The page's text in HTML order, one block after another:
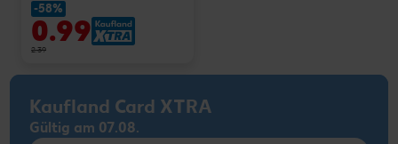
-58%
0.99
2.39
Kaufland Card XTRA
Gültig am 07.08.